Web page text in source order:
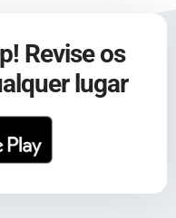
Revise os
lugar